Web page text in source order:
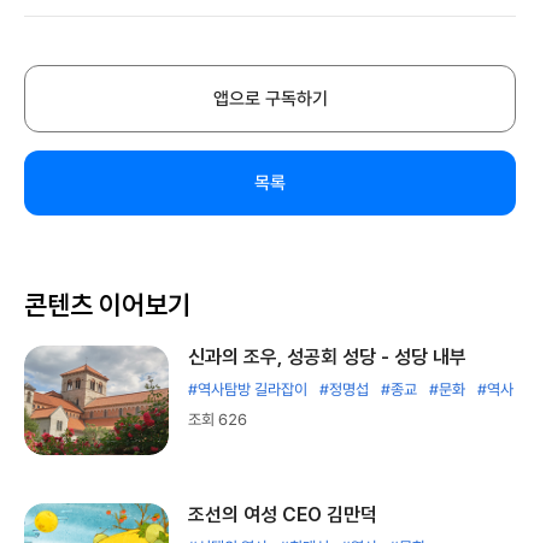
앱으로 구독하기
목록
콘텐츠 이어보기
신과의 조우, 성공회 성당 - 성당 내부
#역사탐방 길라잡이 #정명섭 #종교 #문화
#역사
조회 626
조선의 여성 CEO 김만덕